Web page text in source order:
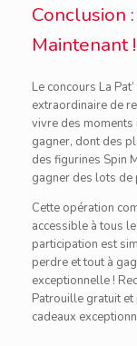
Conclusion
Maintenant !
Le concours La
extraordinaire de
vivre des
gagner, dont des
des figurines Spin
gagner des lots
Cette opération
accessible à tous
participation est
perdre et tout à
exceptionnelle !
Patrouille gratuit et
cadeaux